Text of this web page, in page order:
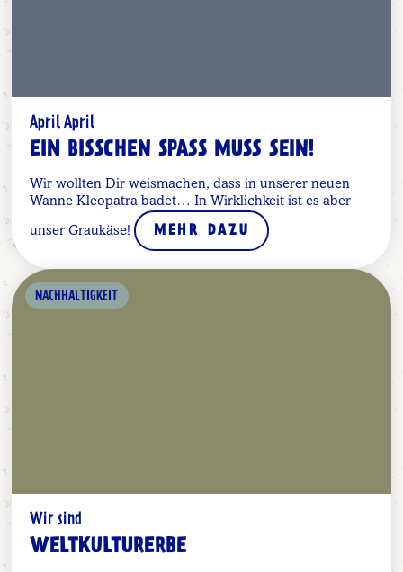
April April
EIN BISSCHEN SPASS MUSS SEIN!
Wir wollten Dir weismachen, dass in unserer neuen
Wanne Kleopatra badet… In Wirklichkeit ist es aber
unser Graukäse! MEHR DAZU
NACHHALTIGKEIT
Wir sind
WELTKULTURERBE